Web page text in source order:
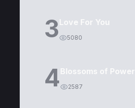
3Love For You
5080
4Blossoms of Power
2587